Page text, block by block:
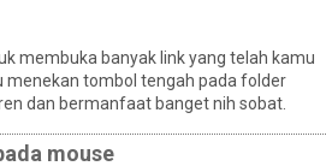
membuka banyak link yang telah kamu
menekan tombol tengah pada folder
dan bermanfaat banget nih sobat.
mouse